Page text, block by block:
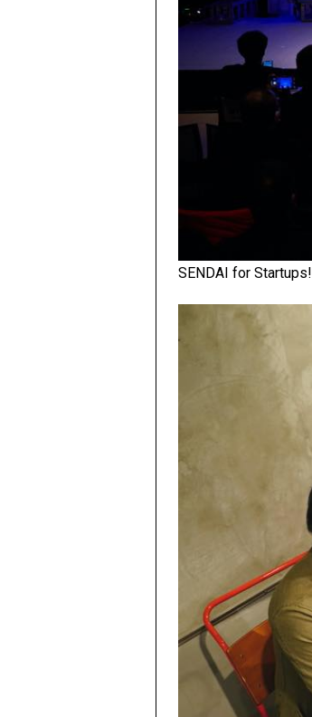
SENDAI for Startups!